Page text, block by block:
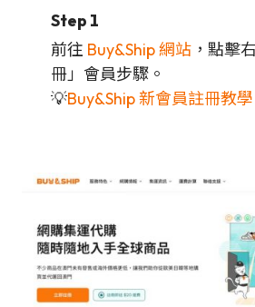
Step 1
前往 Buy&Ship 網站 ，點擊
冊」會員步驟。
💡Buy&Ship 新會員註冊教學